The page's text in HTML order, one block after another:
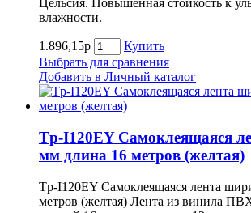
Цельсия. Повышенная стойкость к
влажности.
1.896,15р
Купить
Выбрать для сравнения
Добавить в Личный каталог
Tp-I120EY Самоклеящаяся
мм длина 16 метров (желтая)
Tp-I120EY Самоклеящаяся лента
метров (желтая) Лента из винила